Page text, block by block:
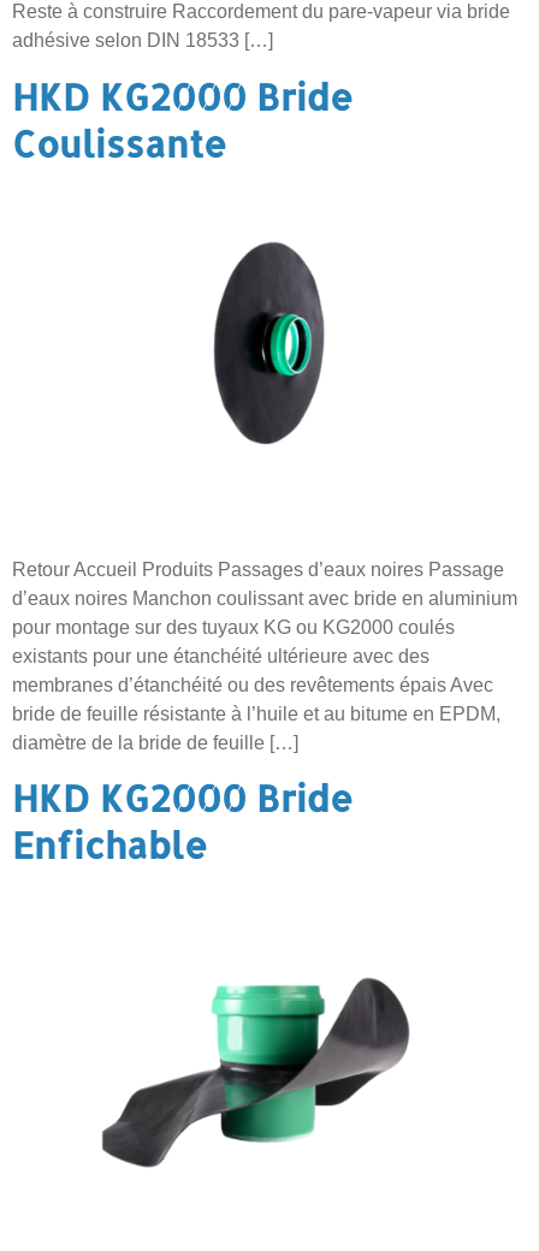
Reste à construire Raccordement du pare-vapeur via bride
adhésive selon DIN 18533 […]
HKD KG2000 Bride
Coulissante
Retour Accueil Produits Passages d’eaux noires Passage
d’eaux noires Manchon coulissant avec bride en aluminium
pour montage sur des tuyaux KG ou KG2000 coulés
existants pour une étanchéité ultérieure avec des
membranes d’étanchéité ou des revêtements épais Avec
bride de feuille résistante à l’huile et au bitume en EPDM,
diamètre de la bride de feuille […]
HKD KG2000 Bride
Enfichable